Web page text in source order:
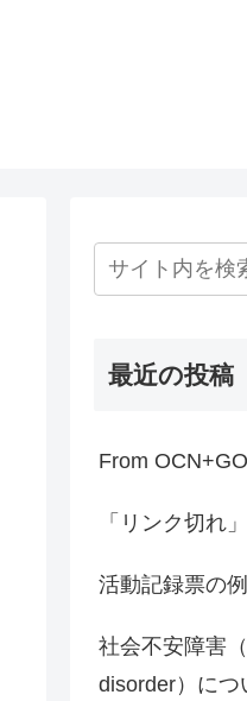
最近の投稿
From
「リンク切れ
活動記録票の例
社会不安障害
disorder）につ